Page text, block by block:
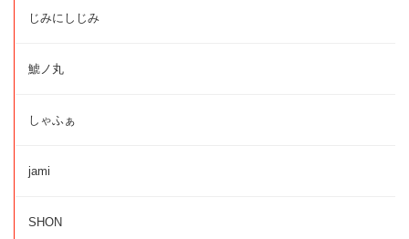
じみにしじみ
鯱ノ丸
しゃふぁ
jami
SHON